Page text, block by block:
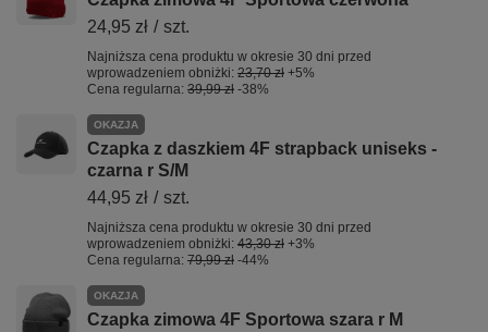
24,95 zł / szt.
Najniższa cena produktu w okresie 30 dni przed
wprowadzeniem obniżki: 23,70 zł +5%
Cena regularna: 39,99 zł -38%
OKAZJA
Czapka z daszkiem 4F strapback uniseks -
czarna r S/M
44,95 zł / szt.
Najniższa cena produktu w okresie 30 dni przed
wprowadzeniem obniżki: 43,30 zł +3%
Cena regularna: 79,99 zł -44%
OKAZJA
Czapka zimowa 4F Sportowa szara r M